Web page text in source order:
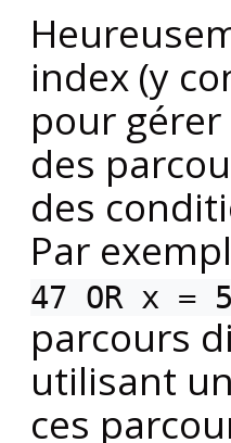
index (y
pour
des
des
Par
47 OR x =
parcours
utilisant
ces